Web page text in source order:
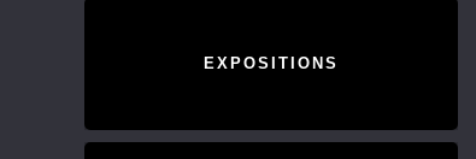
EXPOSITIONS